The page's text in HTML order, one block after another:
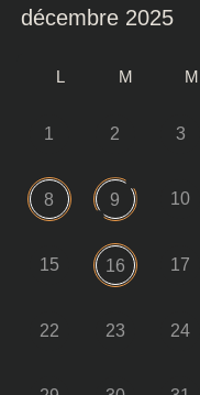
L M M
1 2 3
8 9 10
15 16 17
22 23 24